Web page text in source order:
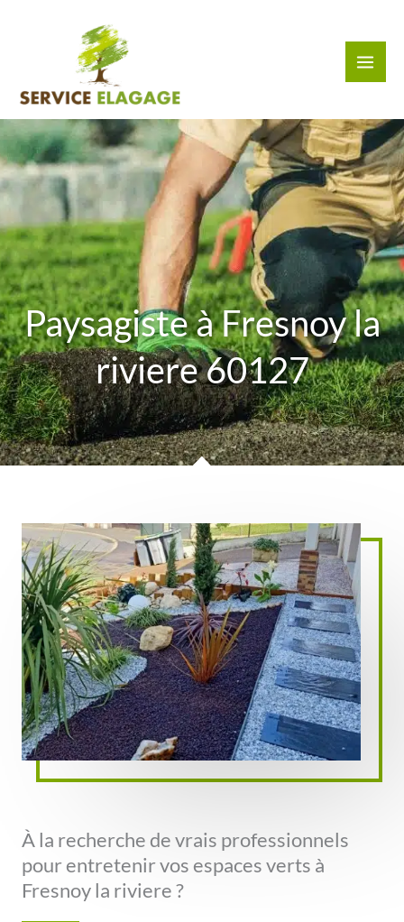
Paysagiste à Fresnoy la
riviere 60127
À la recherche de vrais professionnels
pour entretenir vos espaces verts à
Fresnoy la riviere ?